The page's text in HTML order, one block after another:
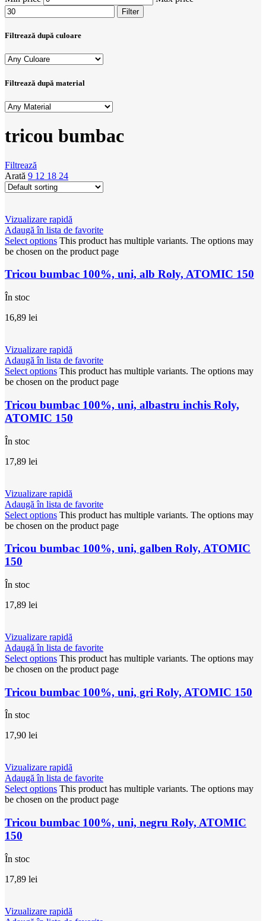
Filter
Filtrează după culoare
Filtrează după material
tricou bumbac
Filtrează
Arată 9 12 18 24
Vizualizare rapidă
Adaugă în lista de favorite
Select options This product has multiple variants. The options may
be chosen on the product page
Tricou bumbac 100%, uni, alb Roly, ATOMIC 150
În stoc
16,89 lei
Vizualizare rapidă
Adaugă în lista de favorite
Select options This product has multiple variants. The options may
be chosen on the product page
Tricou bumbac 100%, uni, albastru inchis Roly,
ATOMIC 150
În stoc
17,89 lei
Vizualizare rapidă
Adaugă în lista de favorite
Select options This product has multiple variants. The options may
be chosen on the product page
Tricou bumbac 100%, uni, galben Roly, ATOMIC
150
În stoc
17,89 lei
Vizualizare rapidă
Adaugă în lista de favorite
Select options This product has multiple variants. The options may
be chosen on the product page
Tricou bumbac 100%, uni, gri Roly, ATOMIC 150
În stoc
17,90 lei
Vizualizare rapidă
Adaugă în lista de favorite
Select options This product has multiple variants. The options may
be chosen on the product page
Tricou bumbac 100%, uni, negru Roly, ATOMIC
150
În stoc
17,89 lei
Vizualizare rapidă